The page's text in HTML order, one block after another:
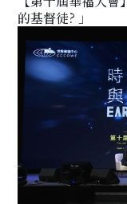
的基督徒? 」